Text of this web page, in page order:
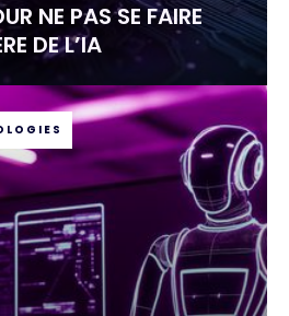
NE PAS SE FAIRE
DE L’IA